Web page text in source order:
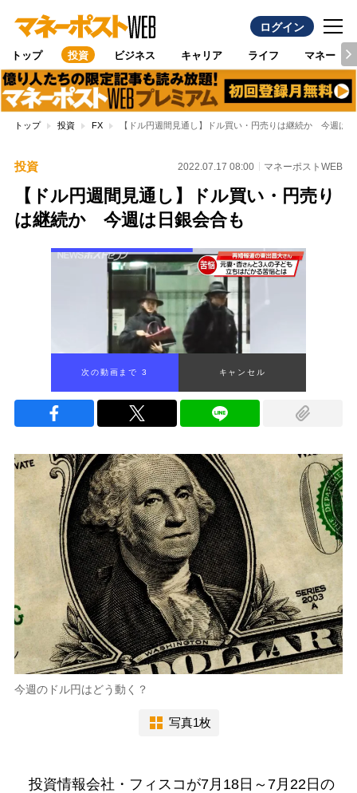
ログイン
トップ 投資 ビジネス キャリア ライフ マネー
トップ 投資 FX 【ドル円週間見通し】ドル買い・円売りは継続か 今週は
投資 2022.07.17 08:00 マネーポストWEB
【ドル円週間見通し】ドル買い・円売り
は継続か 今週は日銀会合も
次の動画まで 2 キャンセル
今週のドル円はどう動く？
写真1枚
投資情報会社・フィスコが7月18日～7月22日の